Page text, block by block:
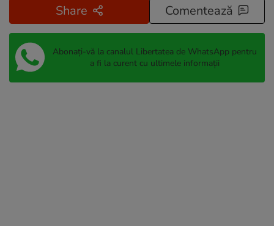
Share Comentează
Abonați-vă la canalul Libertatea de WhatsApp pentru
a fi la curent cu ultimele informații